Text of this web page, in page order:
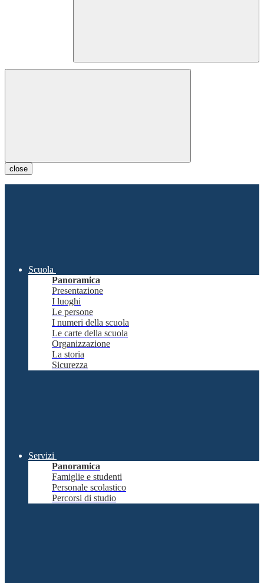
close
Scuola
Panoramica
Presentazione
I luoghi
Le persone
I numeri della scuola
Le carte della scuola
Organizzazione
La storia
Sicurezza
Servizi
Panoramica
Famiglie e studenti
Personale scolastico
Percorsi di studio